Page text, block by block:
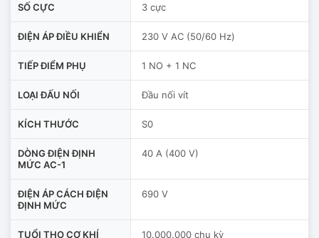
SỐ CỰC 3 cực
ĐIỆN ÁP ĐIỀU KHIỂN 230 V AC (50/60 Hz)
TIẾP ĐIỂM PHỤ 1 NO + 1 NC
LOẠI ĐẤU NỐI Đầu nối vít
KÍCH THƯỚC S0
DÒNG ĐIỆN ĐỊNH
MỨC AC-1
40 A (400 V)
ĐIỆN ÁP CÁCH ĐIỆN
ĐỊNH MỨC
690 V
TUỔI THỌ CƠ KHÍ 10.000.000 chu kỳ